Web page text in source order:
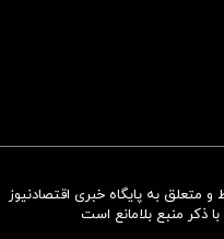
همسنگ با شاخص
به پایگاه خبری اقتصادنیوز
ذکر منبع بلامانع است